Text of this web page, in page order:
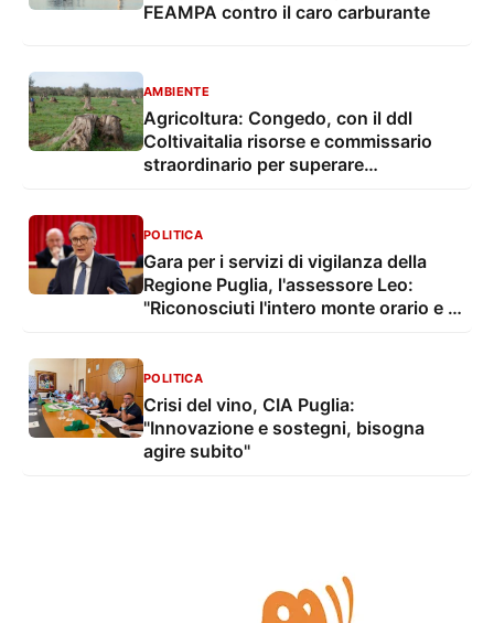
FEAMPA contro il caro carburante
AMBIENTE
Agricoltura: Congedo, con il ddl
Coltivaitalia risorse e commissario
straordinario per superare
POLITICA
Gara per i servizi di vigilanza della
Regione Puglia, l'assessore Leo:
"Riconosciuti l'intero monte orario e il
POLITICA
Crisi del vino, CIA Puglia:
"Innovazione e sostegni, bisogna
agire subito"